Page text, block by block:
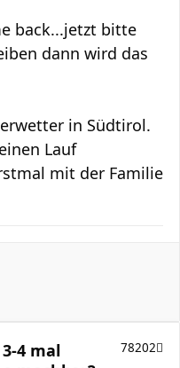
back...jetzt bitte
dann wird das
in Südtirol.
Lauf
mit der Familie
4 mal
78202